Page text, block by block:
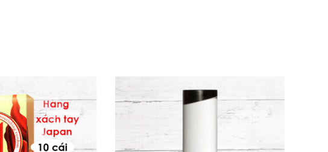
hậu môn, bao cao su hoặc đồ chơi. Lặp lại nếu